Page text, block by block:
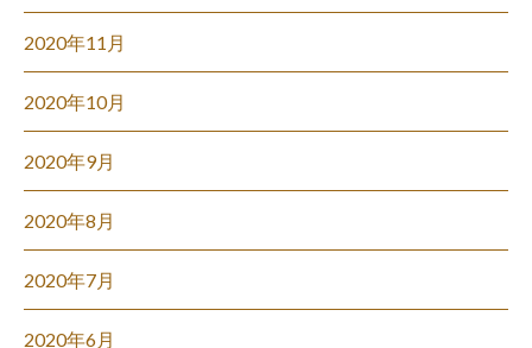
2020年11月
2020年10月
2020年9月
2020年8月
2020年7月
2020年6月